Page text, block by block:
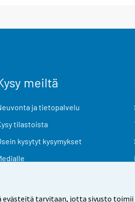
tarvitaan, jotta sivusto
meiltä
ja tietopalvelu
tilastoista
kysytyt kysymykset